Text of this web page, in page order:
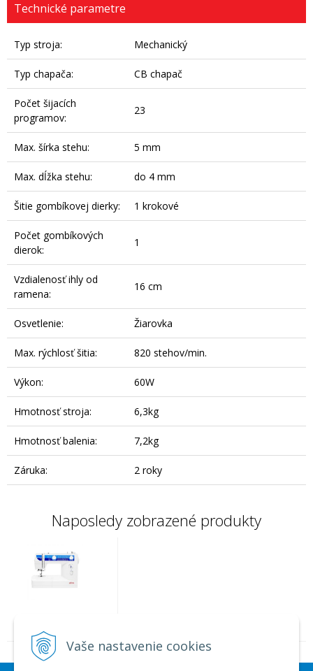
Vaše nastavenie cookies
Technické parametre
Typ stroja: Mechanický
Typ chapača: CB chapač
Počet šijacích
programov:
23
Max. šírka stehu: 5 mm
Max. dĺžka stehu: do 4 mm
Šitie gombíkovej dierky: 1 krokové
Počet gombíkových
dierok:
1
Vzdialenosť ihly od
ramena:
16 cm
Osvetlenie: Žiarovka
Max. rýchlosť šitia: 820 stehov/min.
Výkon: 60W
Hmotnosť stroja: 6,3kg
Hmotnosť balenia: 7,2kg
Záruka: 2 roky
Naposledy zobrazené produkty
Šijací stroj Elna eXplore
240